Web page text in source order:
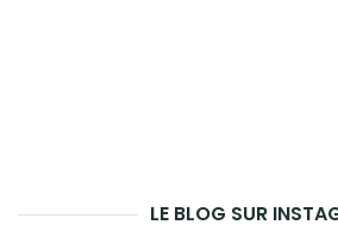
LE BLOG SUR